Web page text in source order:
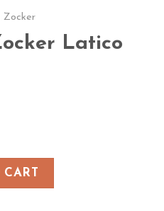
Zocker
Latico
M ( số 5) quantity